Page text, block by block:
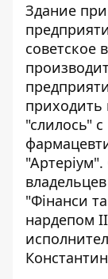
Здание
советское
приходить
"слилось"
"Фінанси
нардепом